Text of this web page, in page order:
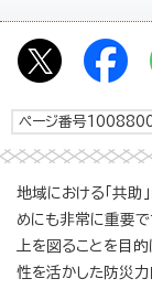
ページ番号
地域における「共助
めにも非常に重要
上を図ることを目
性を活かした防災力